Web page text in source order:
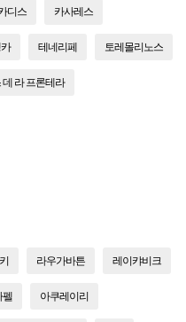
디스 카사레스
테네리페 토레몰리노스
라 프론테라
라우가바튼 레이캬비크
펠 아쿠레이리